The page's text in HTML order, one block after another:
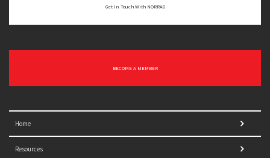
Get In Touch With NORRAG
BECOME A MEMBER
Home
Resources